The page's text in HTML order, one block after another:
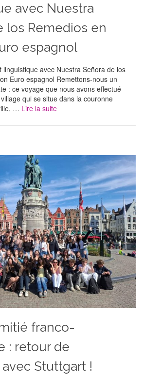
avec Nuestra
los Remedios en
espagnol
linguistique avec Nuestra Señora de los
Euro espagnol Remettons-nous un
: ce voyage que nous avons effectué
qui se situe dans la couronne
… Lire la suite
franco-
: retour de
avec Stuttgart !